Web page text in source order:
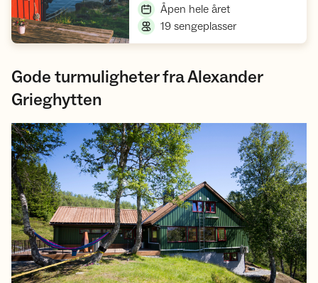
Åpen hele året,
19 sengeplasser,
Gode turmuligheter fra Alexander
Grieghytten